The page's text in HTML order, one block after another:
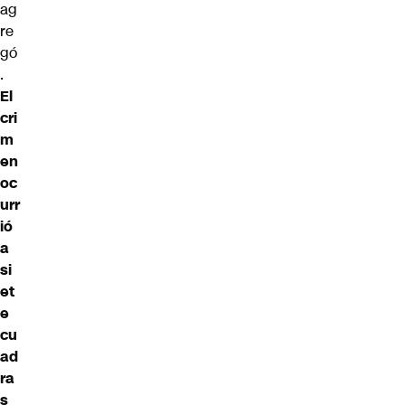
ag
re
gó
.
El
cri
m
en
oc
urr
ió
a
si
et
e
cu
ad
ra
s